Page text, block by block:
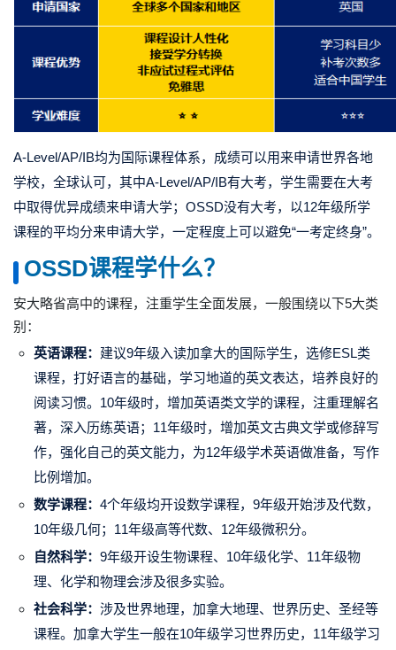
A-Level/AP/IB均为国际课程体系，成绩可以用来申请世界各地
学校，全球认可，其中A-Level/AP/IB有大考，学生需要在大考
中取得优异成绩来申请大学；OSSD没有大考，以12年级所学
课程的平均分来申请大学，一定程度上可以避免“一考定终身”。
OSSD课程学什么？
安大略省高中的课程，注重学生全面发展，一般围绕以下5大类
别：
英语课程： 建议9年级入读加拿大的国际学生，选修ESL类
课程，打好语言的基础，学习地道的英文表达，培养良好的
阅读习惯。10年级时，增加英语类文学的课程，注重理解名
著，深入历练英语；11年级时，增加英文古典文学或修辞写
作，强化自己的英文能力，为12年级学术英语做准备，写作
比例增加。
数学课程： 4个年级均开设数学课程，9年级开始涉及代数，
10年级几何；11年级高等代数、12年级微积分。
自然科学： 9年级开设生物课程、10年级化学、11年级物
理、化学和物理会涉及很多实验。
社会科学： 涉及世界地理，加拿大地理、世界历史、圣经等
课程。加拿大学生一般在10年级学习世界历史，11年级学习